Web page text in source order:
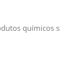
químicos